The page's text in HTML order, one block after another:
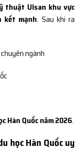
thuật Ulsan khu vực
kết mạnh. Sau khi ra
ngành
Hàn Quốc năm 2026.
học Hàn Quốc uy